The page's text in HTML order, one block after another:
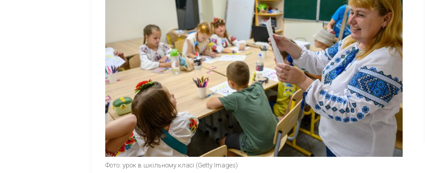
Фото: урок в шкільному класі (Getty Images)